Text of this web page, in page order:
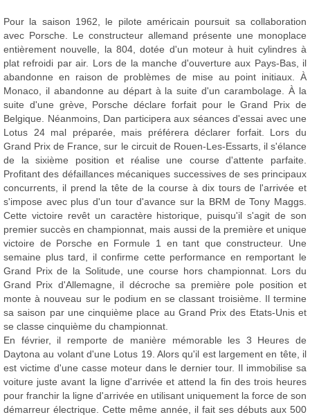
Pour la saison 1962, le pilote américain poursuit sa collaboration
avec Porsche. Le constructeur allemand présente une monoplace
entièrement nouvelle, la 804, dotée d'un moteur à huit cylindres à
plat refroidi par air. Lors de la manche d'ouverture aux Pays-Bas, il
abandonne en raison de problèmes de mise au point initiaux. À
Monaco, il abandonne au départ à la suite d'un carambolage. À la
suite d'une grève, Porsche déclare forfait pour le Grand Prix de
Belgique. Néanmoins, Dan participera aux séances d'essai avec une
Lotus 24 mal préparée, mais préférera déclarer forfait. Lors du
Grand Prix de France, sur le circuit de Rouen-Les-Essarts, il s'élance
de la sixième position et réalise une course d'attente parfaite.
Profitant des défaillances mécaniques successives de ses principaux
concurrents, il prend la tête de la course à dix tours de l'arrivée et
s'impose avec plus d'un tour d'avance sur la BRM de Tony Maggs.
Cette victoire revêt un caractère historique, puisqu'il s'agit de son
premier succès en championnat, mais aussi de la première et unique
victoire de Porsche en Formule 1 en tant que constructeur. Une
semaine plus tard, il confirme cette performance en remportant le
Grand Prix de la Solitude, une course hors championnat. Lors du
Grand Prix d'Allemagne, il décroche sa première pole position et
monte à nouveau sur le podium en se classant troisième. Il termine
sa saison par une cinquième place au Grand Prix des Etats-Unis et
se classe cinquième du championnat.
En février, il remporte de manière mémorable les 3 Heures de
Daytona au volant d'une Lotus 19. Alors qu'il est largement en tête, il
est victime d'une casse moteur dans le dernier tour. Il immobilise sa
voiture juste avant la ligne d'arrivée et attend la fin des trois heures
pour franchir la ligne d'arrivée en utilisant uniquement la force de son
démarreur électrique. Cette même année, il fait ses débuts aux 500